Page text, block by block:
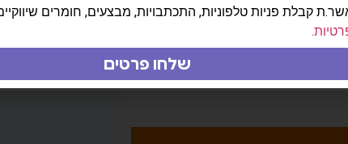
זה וכדי לבצע פעולות נוספות כפי שמפורט במדיניות
קבלת פניות טלפוניות, התכתבויות, מבצעים, חומרים
שלחו פרטים